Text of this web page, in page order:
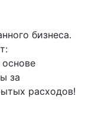
бизнеса.
за
расходов!